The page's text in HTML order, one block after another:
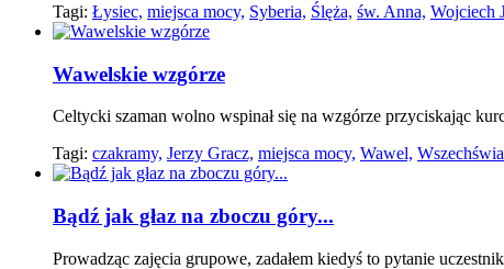
Tagi: Łysiec, miejsca mocy, Syberia, Ślęża, św. Anna, Wojciech
Wawelskie wzgórze
Celtycki szaman wolno wspinał się na wzgórze przyciskając
Tagi: czakramy, Jerzy Gracz, miejsca mocy, Wawel,
Bądź jak głaz na zboczu góry...
Prowadząc zajęcia grupowe, zadałem kiedyś to pytanie